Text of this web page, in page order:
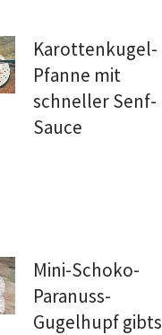
Karottenkugel-
Pfanne mit
schneller Senf-
Sauce
Mini-Schoko-
Paranuss-
Gugelhupf gibts